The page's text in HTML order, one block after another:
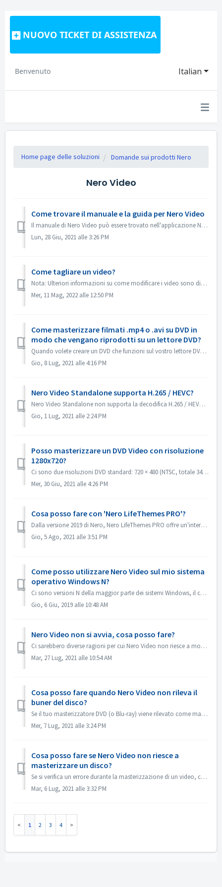
NUOVO TICKET DI ASSISTENZA
Italian
Benvenuto
Home page delle soluzioni Domande sui prodotti Nero
Nero Video
Come trovare il manuale e la guida per Nero Video
Il manuale di Nero Video può essere trovato nell'applicazione Nero Video. Aprire Nero Video, fare clic su KnowHow nell'angolo in alto a destra. ...
Lun, 28 Giu, 2021 alle 3:26 PM
Come tagliare un video?
Nota: Ulteriori informazioni su come modificare i video sono disponibili al seguente link: Modifica dei video Seguite il link sottostante per ottenere magg...
Mer, 11 Mag, 2022 alle 12:50 PM
Come masterizzare filmati .mp4 o .avi su DVD in
modo che vengano riprodotti su un lettore DVD?
Quando volete creare un DVD che funzioni sul vostro lettore DVD, dovete inizialmente capire quale tipo di formato deve essere presente sul vostro disco DVD....
Gio, 8 Lug, 2021 alle 4:16 PM
Nero Video Standalone supporta H.265 / HEVC?
Nero Video Standalone non supporta la decodifica H.265 / HEVC. La decodifica H.265 / HEVC è disponibile solo in Nero Platinum Suite.
Gio, 1 Lug, 2021 alle 2:24 PM
Posso masterizzare un DVD Video con risoluzione
1280x720?
Ci sono due risoluzioni DVD standard: 720 × 480 (NTSC, totale 345.600 pixel) e 720 × 576 (PAL totale 414.720 pixel), entrambe disponibili in formato 4:3 e 1...
Mer, 30 Giu, 2021 alle 4:26 PM
Cosa posso fare con 'Nero LifeThemes PRO'?
Dalla versione 2019 di Nero, Nero LifeThemes PRO offre un'intera gamma di temi cinematografici di alta qualità, modelli di menu per dischi e musica roya...
Gio, 5 Ago, 2021 alle 3:51 PM
Come posso utilizzare Nero Video sul mio sistema
operativo Windows N?
Ci sono versioni N della maggior parte dei sistemi Windows, il che significa che il sistema non contiene Windows Media Player. Su questi sistemi Windows N,...
Gio, 6 Giu, 2019 alle 10:48 AM
Nero Video non si avvia, cosa posso fare?
Ci sarebbero diverse ragioni per cui Nero Video non riesce a mostrare la finestra dell'applicazione. Se Nero Video non si avvia, MediaHome non si avvia ...
Mar, 27 Lug, 2021 alle 10:54 AM
Cosa posso fare quando Nero Video non rileva il
buner del disco?
Se il tuo masterizzatore DVD (o Blu-ray) viene rilevato come masterizzatore CD, fai riferimento a questo articolo: https://nerosupport.freshdesk.com/en/supp...
Mer, 7 Lug, 2021 alle 3:24 PM
Cosa posso fare se Nero Video non riesce a
masterizzare un disco?
Se si verifica un errore durante la masterizzazione di un video, cosa si può fare? Andare in C:\Users\[utente corrente]\AppData\Roaming\Nero\[versione corr...
Mar, 6 Lug, 2021 alle 3:32 PM
1 2 3 4